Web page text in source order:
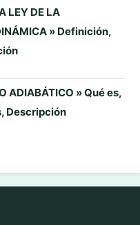
LEY DE LA
» Definición,
ADIABÁTICO » Qué es,
Descripción